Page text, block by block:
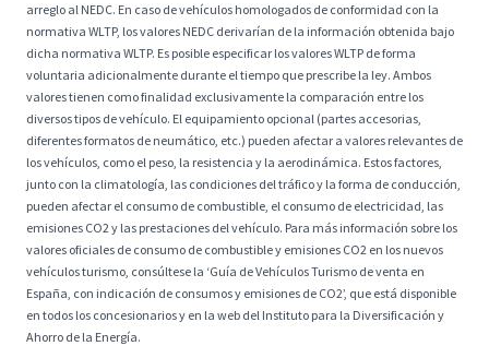
arreglo al NEDC. En caso de vehículos homologados de conformidad con la
normativa WLTP, los valores NEDC derivarían de la información obtenida bajo
dicha normativa WLTP. Es posible especificar los valores WLTP de forma
voluntaria adicionalmente durante el tiempo que prescribe la ley. Ambos
valores tienen como finalidad exclusivamente la comparación entre los
diversos tipos de vehículo. El equipamiento opcional (partes accesorias,
diferentes formatos de neumático, etc.) pueden afectar a valores relevantes de
los vehículos, como el peso, la resistencia y la aerodinámica. Estos factores,
junto con la climatología, las condiciones del tráfico y la forma de conducción,
pueden afectar el consumo de combustible, el consumo de electricidad, las
emisiones CO2 y las prestaciones del vehículo. Para más información sobre los
valores oficiales de consumo de combustible y emisiones CO2 en los nuevos
vehículos turismo, consúltese la ‘Guía de Vehículos Turismo de venta en
España, con indicación de consumos y emisiones de CO2’, que está disponible
en todos los concesionarios y en la web del Instituto para la Diversificación y
Ahorro de la Energía.